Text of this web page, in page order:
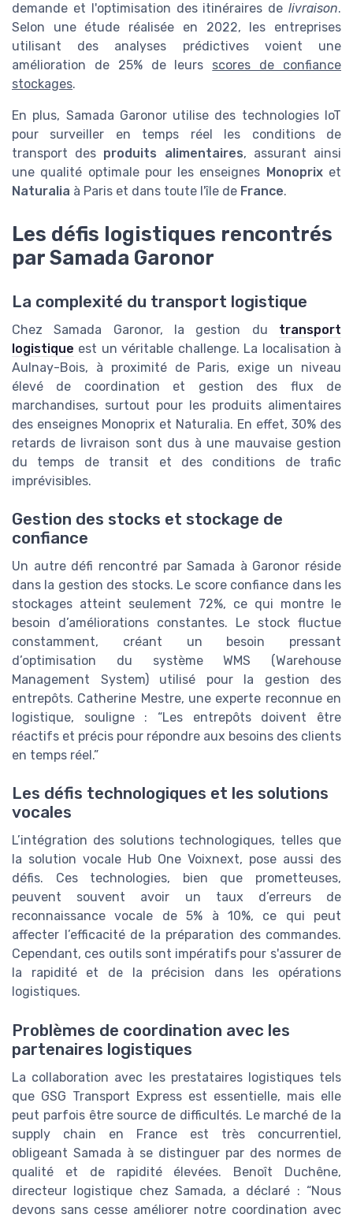
demande et l'optimisation des itinéraires de livraison.
Selon une étude réalisée en 2022, les entreprises
utilisant des analyses prédictives voient une
amélioration de 25% de leurs scores de confiance
stockages.
En plus, Samada Garonor utilise des technologies IoT
pour surveiller en temps réel les conditions de
transport des produits alimentaires, assurant ainsi
une qualité optimale pour les enseignes Monoprixet
Naturalia à Paris et dans toute l'île de France.
Les défis logistiques rencontrés
par Samada Garonor
La complexité du transport logistique
Chez Samada Garonor, la gestion du transport
logistique est un véritable challenge. La localisation à
Aulnay-Bois, à proximité de Paris, exige un niveau
élevé de coordination et gestion des flux de
marchandises, surtout pour les produits alimentaires
des enseignes Monoprix et Naturalia. En effet, 30% des
retards de livraison sont dus à une mauvaise gestion
du temps de transit et des conditions de trafic
imprévisibles.
Gestion des stocks et stockage de
confiance
Un autre défi rencontré par Samada à Garonor réside
dans la gestion des stocks. Le score confiance dans les
stockages atteint seulement 72%, ce qui montre le
besoin d’améliorations constantes. Le stock fluctue
constamment, créant un besoin pressant
d’optimisation du système WMS (Warehouse
Management System) utilisé pour la gestion des
entrepôts. Catherine Mestre, une experte reconnue en
logistique, souligne : “Les entrepôts doivent être
réactifs et précis pour répondre aux besoins des clients
en temps réel.”
Les défis technologiques et les solutions
vocales
L’intégration des solutions technologiques, telles que
la solution vocale Hub One Voixnext, pose aussi des
défis. Ces technologies, bien que prometteuses,
peuvent souvent avoir un taux d’erreurs de
reconnaissance vocale de 5% à 10%, ce qui peut
affecter l’efficacité de la préparation des commandes.
Cependant, ces outils sont impératifs pour s'assurer de
la rapidité et de la précision dans les opérations
logistiques.
Problèmes de coordination avec les
partenaires logistiques
La collaboration avec les prestataires logistiques tels
que GSG Transport Express est essentielle, mais elle
peut parfois être source de difficultés. Le marché de la
supply chain en France est très concurrentiel,
obligeant Samada à se distinguer par des normes de
qualité et de rapidité élevées. Benoît Duchêne,
directeur logistique chez Samada, a déclaré : “Nous
devons sans cesse améliorer notre coordination avec